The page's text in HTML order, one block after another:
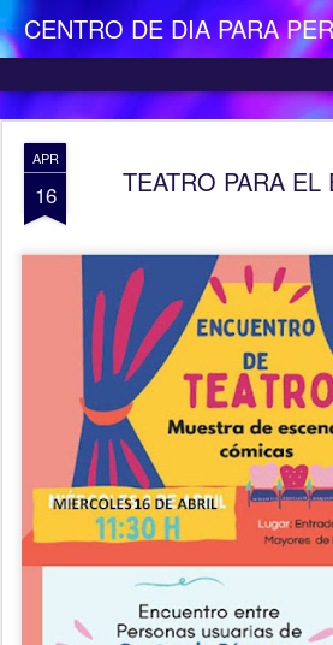
APR
16 TEATRO PARA EL